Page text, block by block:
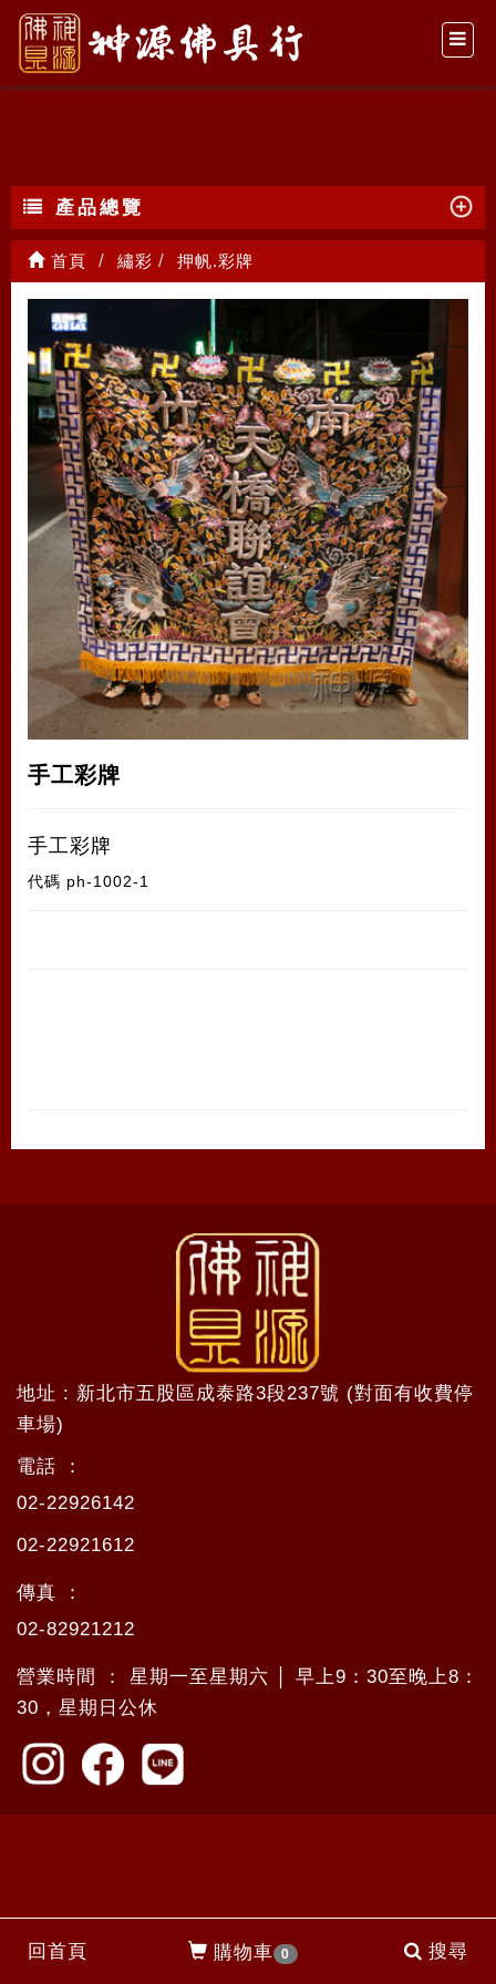
回首頁 購物車 0 搜尋
押帆.彩牌
產品總覽
首頁 繡彩 押帆.彩牌
手工彩牌
手工彩牌
代碼 ph-1002-1
地址 : 新北市五股區成泰路3段237號 (對面有收費停
車場)
電話 ：
02-22926142
02-22921612
傳真 ：
02-82921212
營業時間 ： 星期一至星期六 │ 早上9：30至晚上8：
30，星期日公休